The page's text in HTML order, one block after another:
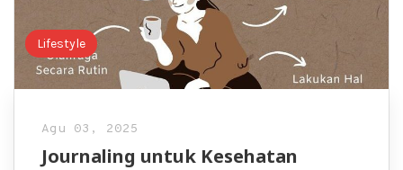
Lifestyle
Agu 03, 2025
Journaling untuk Kesehatan